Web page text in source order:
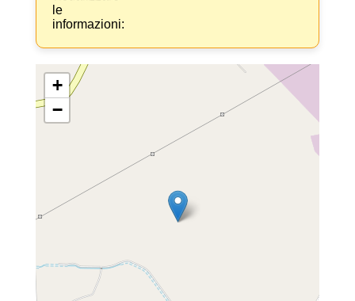
le
informazioni:
+
−